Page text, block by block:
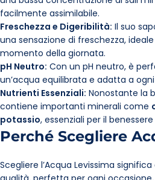
facilmente assimilabile.
Freschezza e Digeribilità: Il suo
una sensazione di freschezza,
momento della giornata.
pH Neutro: Con un pH neutro, è
un’acqua equilibrata e adatta a
Nutrienti Essenziali: Nonostante la
contiene importanti minerali come
potassio, essenziali per il
Perché Scegliere
Scegliere l’Acqua Levissima